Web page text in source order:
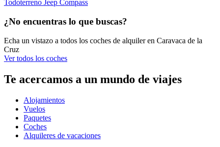
Todoterreno Jeep Compass
¿No encuentras lo que buscas?
Echa un vistazo a todos los coches de alquiler en Caravaca de la
Cruz
Ver todos los coches
Te acercamos a un mundo de viajes
Alojamientos
Vuelos
Paquetes
Coches
Alquileres de vacaciones